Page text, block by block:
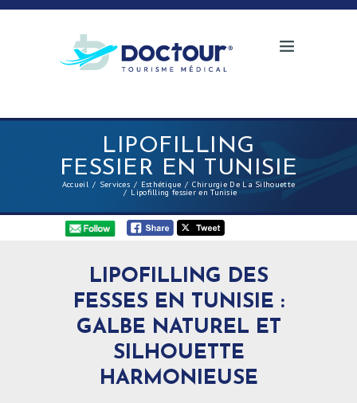
LIPOFILLING
FESSIER EN TUNISIE
Accueil Services Esthétique Chirurgie De La Silhouette
Lipofilling fessier en Tunisie
LIPOFILLING DES
FESSES EN TUNISIE :
GALBE NATUREL ET
SILHOUETTE
HARMONIEUSE